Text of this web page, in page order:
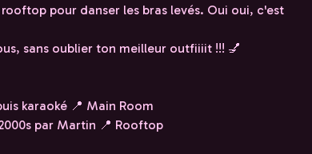
pour danser les bras levés. Oui oui, c'est
sans oublier ton meilleur outfiiiit !!! 💅
karaoké 📍 Main Room
par Martin 📍 Rooftop